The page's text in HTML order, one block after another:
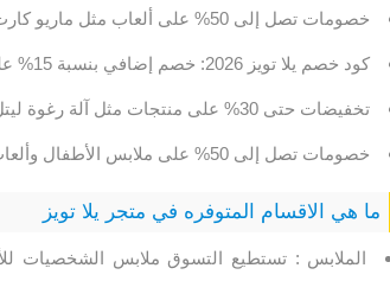
خصومات تصل إلى 50% على ألعاب مثل ماريو كارت وحرب النجوم.
كود خصم يلا تويز 2026: خصم إضافي بنسبة 15% على جميع المنتجات باستخدام كود الخصم.
تخفيضات حتى 30% على منتجات مثل آلة رغوة ليتل تايكس فوم وسبلاش بيتش.
خصومات تصل إلى 50% على ملابس الأطفال وألعاب الشخصيات الكرتونية.
ما هي الاقسام المتوفره في متجر يلا تويز
الملابس : تستطيع التسوق ملابس الشخصيات